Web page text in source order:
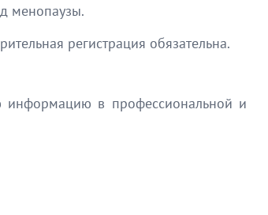
менопаузы.
регистрация обязательна.
информацию в профессиональной и